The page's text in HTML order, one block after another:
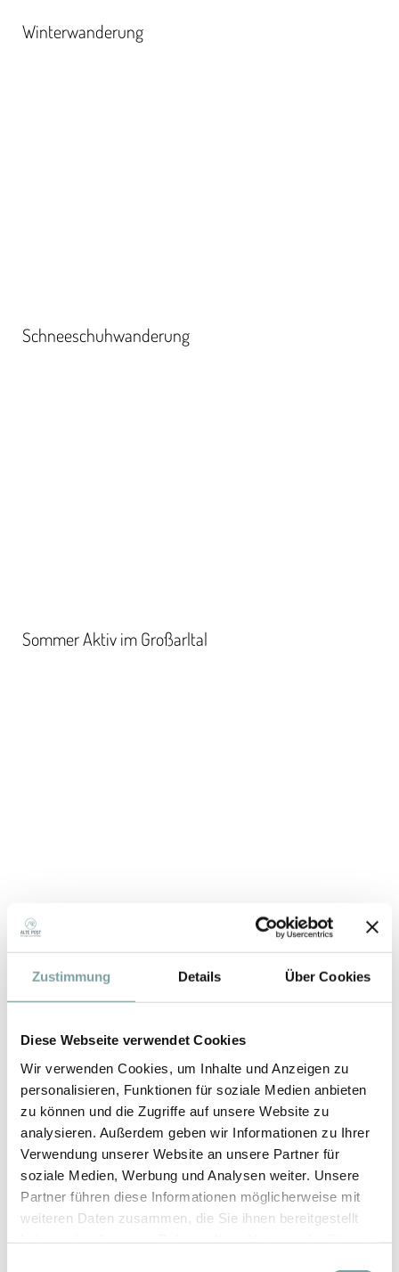
Zustimmung Details Über Cookies
Diese Webseite verwendet Cookies
Wir verwenden Cookies, um Inhalte und Anzeigen zu
personalisieren, Funktionen für soziale Medien anbieten
zu können und die Zugriffe auf unsere Website zu
analysieren. Außerdem geben wir Informationen zu Ihrer
Verwendung unserer Website an unsere Partner für
soziale Medien, Werbung und Analysen weiter. Unsere
Partner führen diese Informationen möglicherweise mit
weiteren Daten zusammen, die Sie ihnen bereitgestellt
Winterwanderung
Schneeschuhwanderung
Sommer Aktiv im Großarltal
Sommerurlaub mit Kind